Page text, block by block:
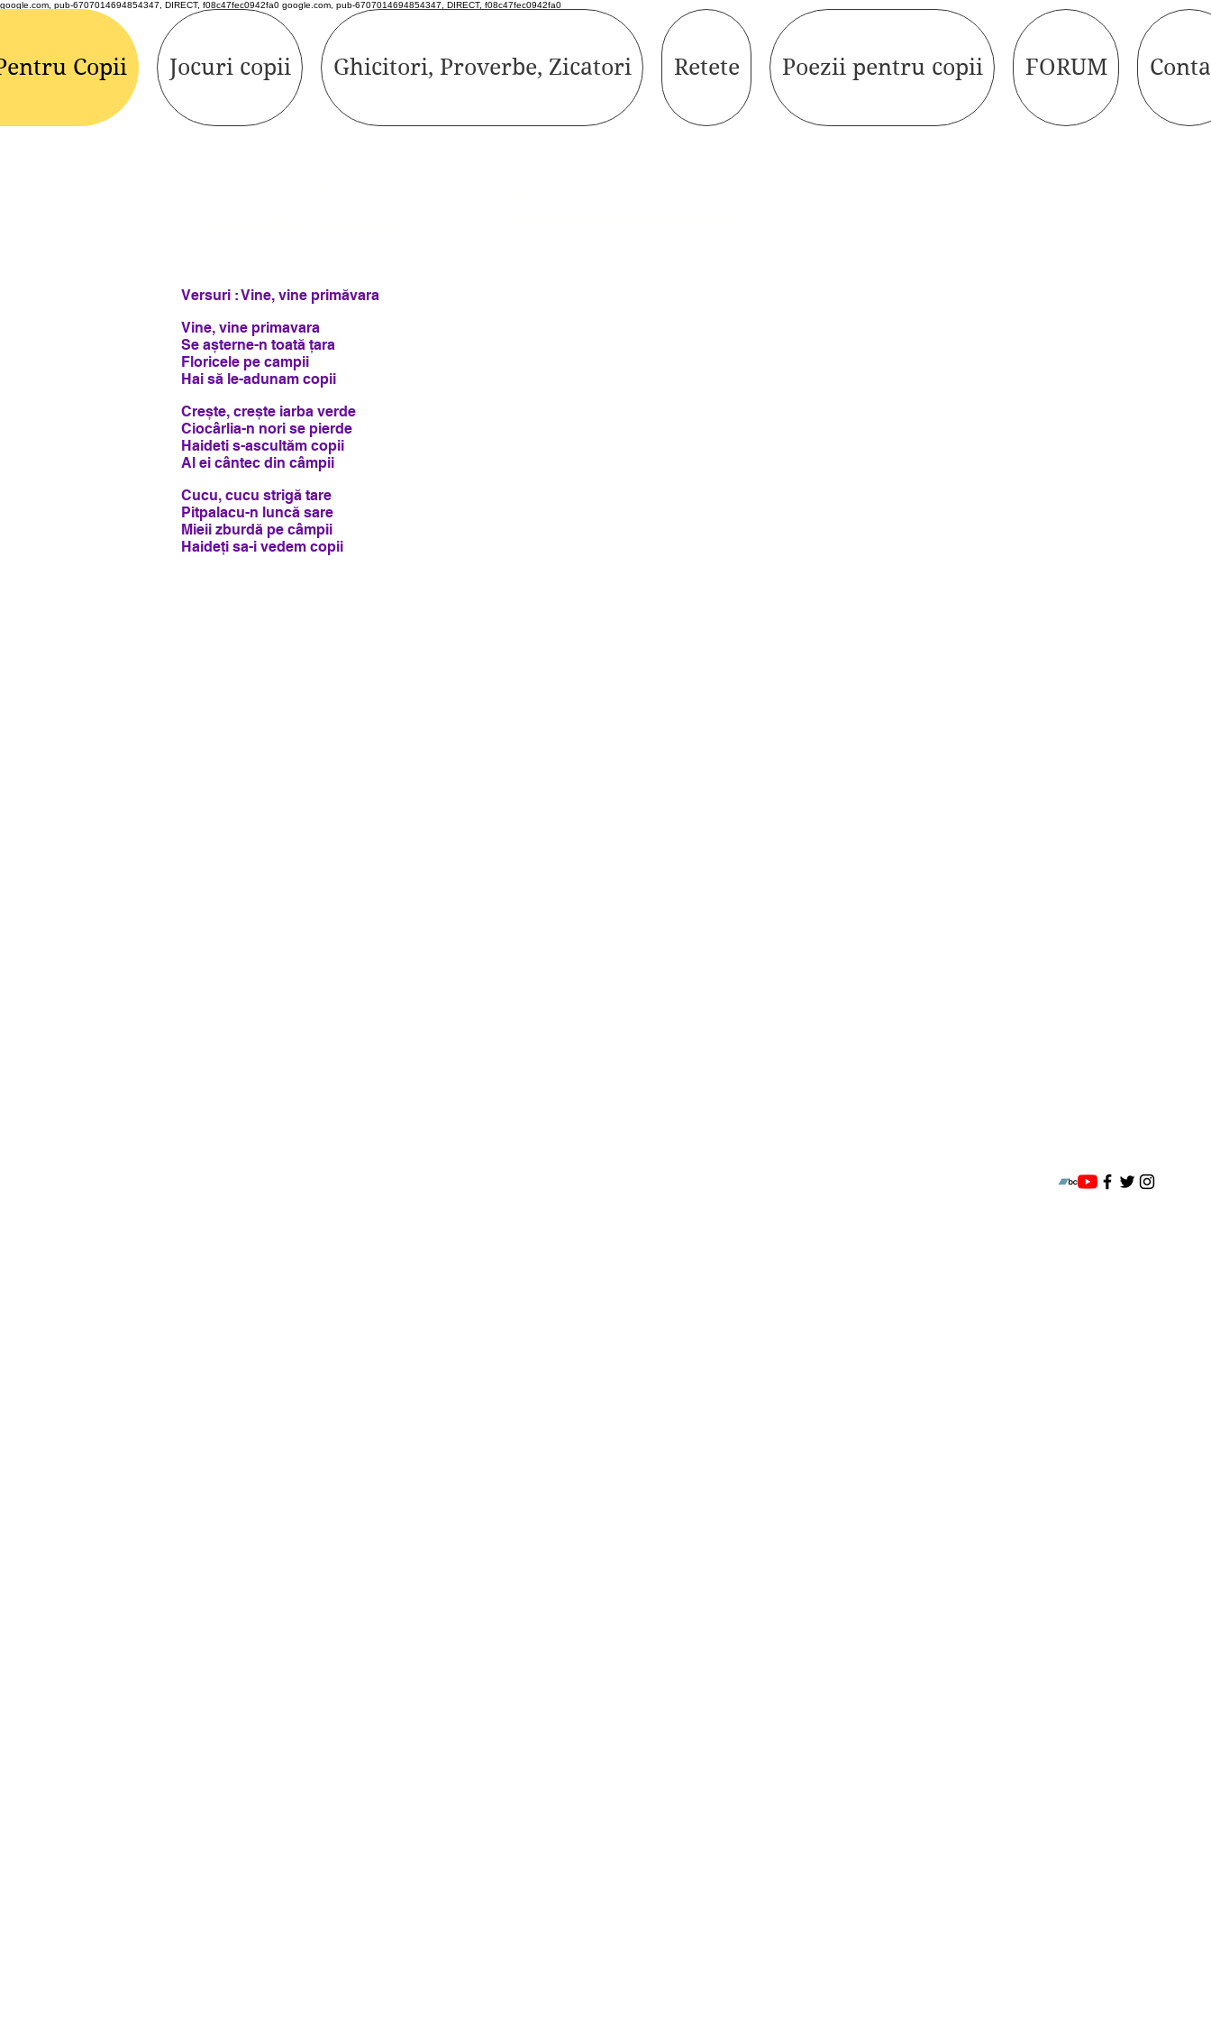
google.com, pub-6707014694854347, DIRECT, f08c47fec0942fa0 google.com, pub-6707014694854347, DIRECT, f08c47fec0942fa0
Copii Jocuri copii Ghicitori, Proverbe, Zicatori Retete Poezii pentru copii FORUM
Versuri : Vine, vine primăvara
Vine, vine primavara
Se așterne-n toată țara
Floricele pe campii
Hai să le-adunam copii
Crește, crește iarba verde
Ciocârlia-n nori se pierde
Haideti s-ascultăm copii
Al ei cântec din câmpii
Cucu, cucu strigă tare
Pitpalacu-n luncă sare
Mieii zburdă pe câmpii
Haideți sa-i vedem copii